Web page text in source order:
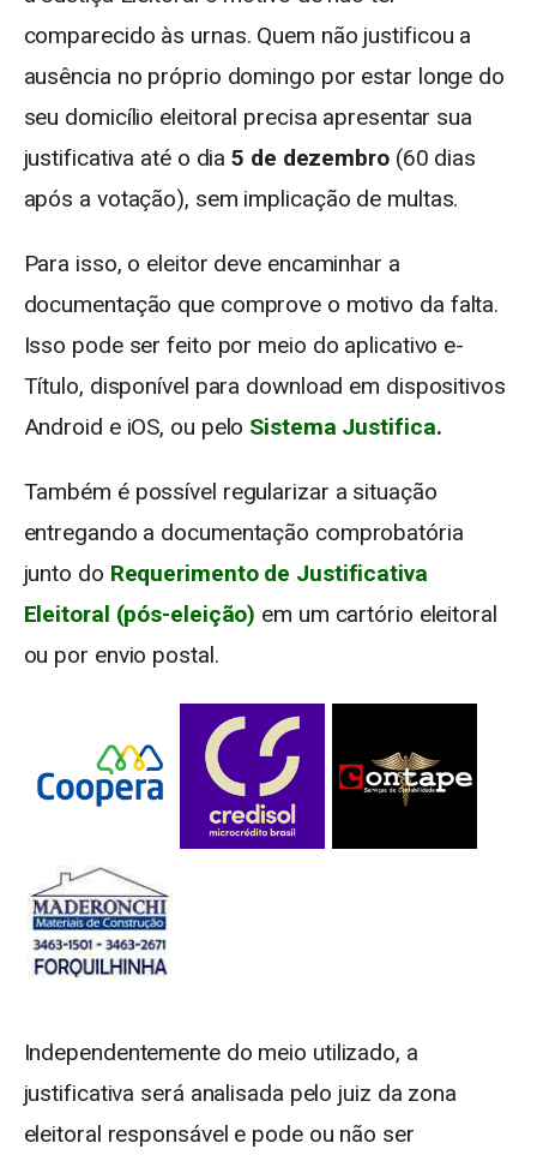
comparecido às urnas. Quem não justificou a
ausência no próprio domingo por estar longe do
seu domicílio eleitoral precisa apresentar sua
justificativa até o dia 5 de dezembro (60 dias
após a votação), sem implicação de multas.
Para isso, o eleitor deve encaminhar a
documentação que comprove o motivo da falta.
Isso pode ser feito por meio do aplicativo e-
Título, disponível para download em dispositivos
Android e iOS, ou pelo Sistema Justifica.
Também é possível regularizar a situação
entregando a documentação comprobatória
junto do Requerimento de Justificativa
Eleitoral (pós-eleição) em um cartório eleitoral
ou por envio postal.
Independentemente do meio utilizado, a
justificativa será analisada pelo juiz da zona
eleitoral responsável e pode ou não ser